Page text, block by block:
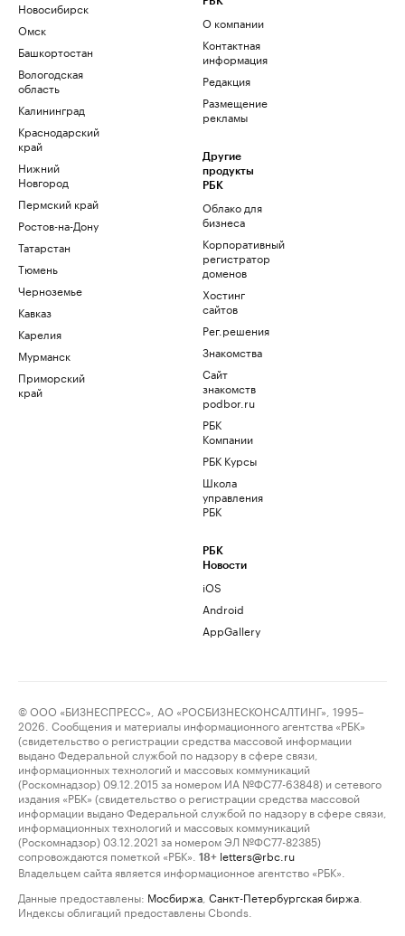
Новосибирск
Омск
Башкортостан
Вологодская
область
Калининград
Краснодарский
край
Нижний
Новгород
Пермский край
Ростов-на-Дону
Татарстан
Тюмень
Черноземье
Кавказ
Карелия
Мурманск
Приморский
край
О компании
Контактная
информация
Редакция
Размещение
рекламы
Другие
продукты
РБК
Облако для
бизнеса
Корпоративный
регистратор
доменов
Хостинг
сайтов
Рег.решения
Знакомства
Сайт
знакомств
podbor.ru
РБК
Компании
РБК Курсы
Школа
управления
РБК
РБК
Новости
iOS
Android
AppGallery
© ООО «БИЗНЕСПРЕСС», АО «РОСБИЗНЕСКОНСАЛТИНГ», 1995–
2026. Сообщения и материалы информационного агентства «РБК»
(свидетельство о регистрации средства массовой информации
выдано Федеральной службой по надзору в сфере связи,
информационных технологий и массовых коммуникаций
(Роскомнадзор) 09.12.2015 за номером ИА №ФС77-63848) и сетевого
издания «РБК» (свидетельство о регистрации средства массовой
информации выдано Федеральной службой по надзору в сфере связи,
информационных технологий и массовых коммуникаций
(Роскомнадзор) 03.12.2021 за номером ЭЛ №ФС77-82385)
сопровождаются пометкой «РБК».
18+ letters@rbc.ru
Владельцем сайта является информационное агентство «РБК».
Данные предоставлены: Мосбиржа Санкт-Петербургская биржа
Индексы облигаций предоставлены Cbonds.